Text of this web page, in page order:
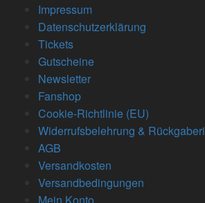
Impressum
Datenschutzerklärung
Tickets
Gutscheine
Newsletter
Fanshop
Cookie-Richtlinie (EU)
Widerrufsbelehrung &
AGB
Versandkosten
Versandbedingungen
Mein Konto